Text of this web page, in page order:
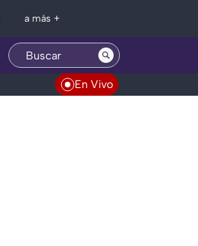
a más +
En Vivo